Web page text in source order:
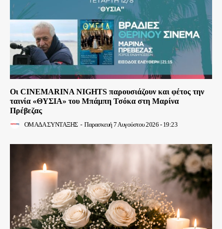
Οι CINEMARINA NIGHTS παρουσιάζουν και φέτος την
ταινία «ΘΥΣΙΑ» του Μπάμπη Τσόκα στη Μαρίνα
Πρέβεζας
ΟΜΑΔΑ ΣΥΝΤΑΞΗΣ - Παρασκευή 7 Αυγούστου 2026 - 19:23